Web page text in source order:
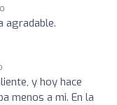
agradable.
y hoy hace
menos a mi. En la